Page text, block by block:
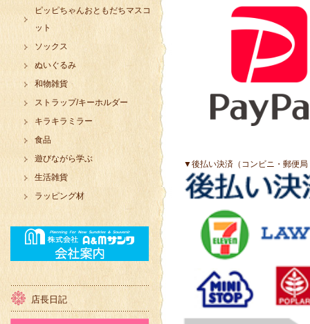
▼後払い決済（コンビニ・郵便局
ピッピちゃんおともだちマスコ
ット
ソックス
ぬいぐるみ
和物雑貨
ストラップ/キーホルダー
キラキラミラー
食品
遊びながら学ぶ
生活雑貨
ラッピング材
店長日記